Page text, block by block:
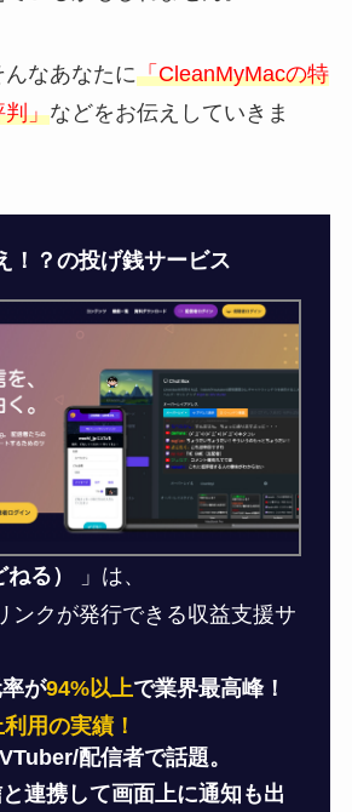
なあなたに「CleanMyMacの特
判」などをお伝えしていきま
！？の投げ銭サービス
る）
」は、
ンクが発行できる収益支援サ
が94%以上で業界最高峰！
用の実績！
配信者で話題。
連携して画面上に通知も出